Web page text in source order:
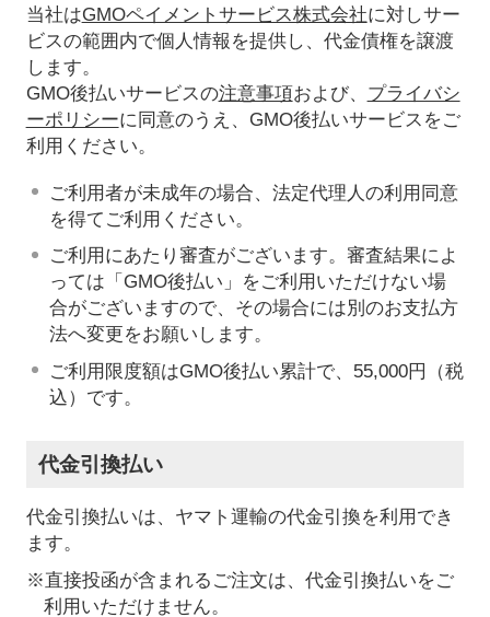
当社はGMOペイメントサービス株式会社に対しサー
ビスの範囲内で個人情報を提供し、代金債権を譲渡
します。
GMO後払いサービスの注意事項および、 プライバシ
ーポリシーに同意のうえ、GMO後払いサービスをご
利用ください。
ご利用者が未成年の場合、法定代理人の利用同意
を得てご利用ください。
ご利用にあたり審査がございます。審査結果によ
っては「GMO後払い」をご利用いただけない場
合がございますので、その場合には別のお支払方
法へ変更をお願いします。
ご利用限度額はGMO後払い累計で、55,000円（税
込）です。
代金引換払い
代金引換払いは、ヤマト運輸の代金引換を利用でき
ます。
※直接投函が含まれるご注文は、代金引換払いをご
利用いただけません。